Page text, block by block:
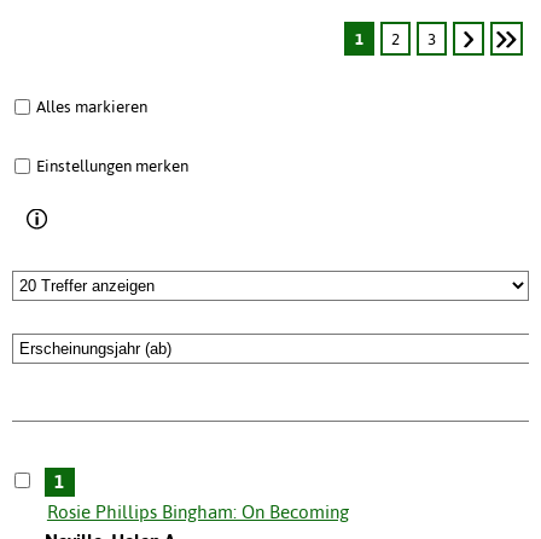
1 2 3
Alles markieren
Einstellungen merken
1
Rosie Phillips Bingham: On Becoming